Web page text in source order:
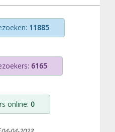
11885
6165
online: 0